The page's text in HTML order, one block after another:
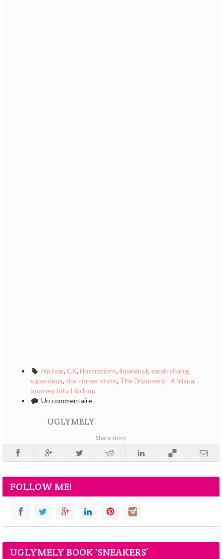
hip hop, iLK, illustrations, ilovedust, sarah chang,
superdeux, the corner store, The Diskovery - A Visual
Journey Into Hip Hop
Un commentaire
UGLYMELY
Share story
FOLLOW ME!
UGLYMELY BOOK ‘SNEAKERS’